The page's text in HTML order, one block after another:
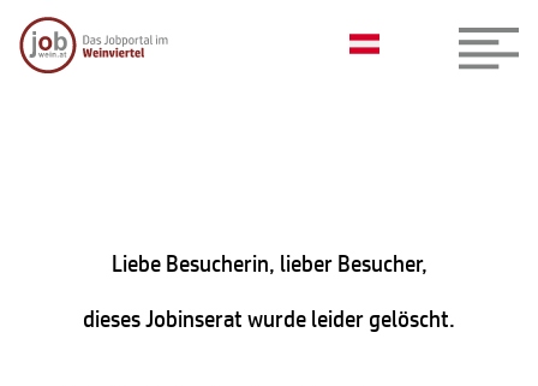
Liebe Besucherin, lieber Besucher,
dieses Jobinserat wurde leider gelöscht.